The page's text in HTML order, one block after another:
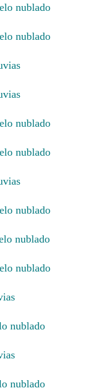
nublado
nublado
nublado
nublado
nublado
nublado
nublado
nublado
nublado